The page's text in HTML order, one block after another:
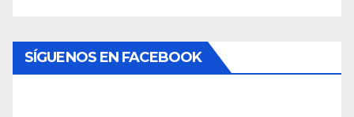
SÍGUENOS EN FACEBOOK